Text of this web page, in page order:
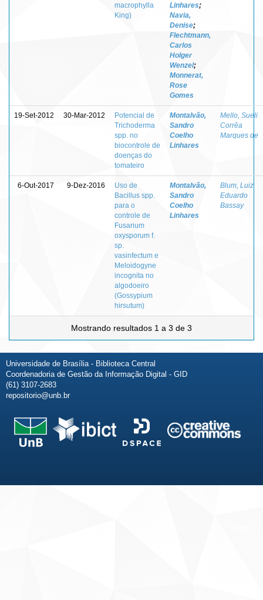
macrophylla
King)
Linhares;
Navia,
Denise;
Flechtmann,
Carlos
Holger
Wenzel;
Monnerat,
Rose
Gomes
19-Set-2012 30-Mar-2012
Potencial de
Trichoderma
spp. no
biocontrole de
doenças do
tomateiro
Montalvão,
Sandro
Coelho
Linhares
Mello, Sueli
Corrêa
Marques de
6-Out-2017 9-Dez-2016
Uso de
Bacillus spp.
para o
controle de
Fusarium
oxysporum f.
sp.
vasinfectum e
Meloidogyne
incognita no
algodoeiro
(Gossypium
hirsutum)
Montalvão,
Sandro
Coelho
Linhares
Blum, Luiz
Eduardo
Bassay
Mostrando resultados 1 a 3 de 3
Universidade de Brasília - Biblioteca Central
Coordenadoria de Gestão da Informação Digital - GID
(61) 3107-2683
repositorio@unb.br